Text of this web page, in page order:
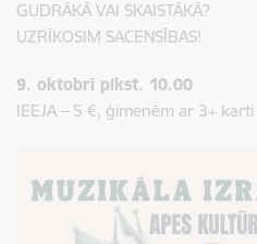
GUDRĀKĀ VAI SKAISTĀKĀ?
UZRĪKOSIM SACENSĪBAS!
9. oktobrī plkst. 10.00
IEEJA – 5 €, ģimenēm ar 3+ karti